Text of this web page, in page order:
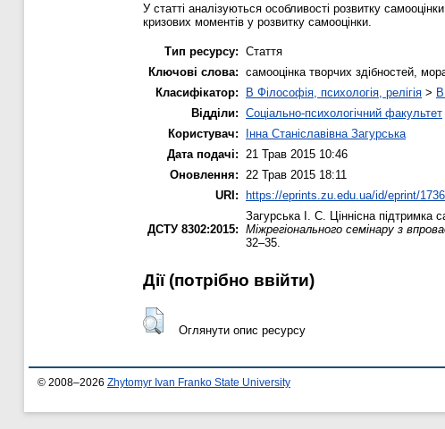
У статті аналізуються особливості розвитку
кризових моментів у розвитку самооцінки.
Тип ресурсу: Стаття
Ключові слова: самооцінка творчих здібностей,
Класифікатор:
B Філософія, психологія, релігія >
Відділи: Соціально-психологічний факультет
Користувач:
Інна Станіславівна Загурська
Дата подачі:
21 Трав 2015 10:46
Оновлення:
22 Трав 2015 18:11
URI: https://eprints.zu.edu.ua/id/eprint/
ДСТУ 8302:2015:
Загурська І. С. Ціннісна підтримка
Міжрегіонального семінару з
32–35.
Дії ​​(потрібно ввійти)
Оглянути опис ресурсу
© 2008–2026 Zhytomyr Ivan Franko State University